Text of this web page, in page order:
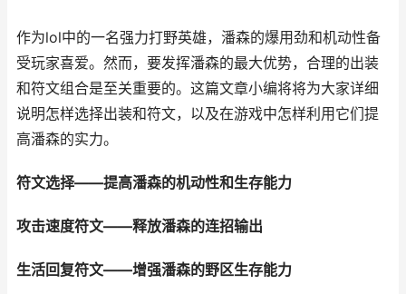
作为lol中的一名强力打野英雄，潘森的爆用劲和机动性备
受玩家喜爱。然而，要发挥潘森的最大优势，合理的出装
和符文组合是至关重要的。这篇文章小编将将为大家详细
说明怎样选择出装和符文，以及在游戏中怎样利用它们提
高潘森的实力。
符文选择——提高潘森的机动性和生存能力
攻击速度符文——释放潘森的连招输出
生活回复符文——增强潘森的野区生存能力